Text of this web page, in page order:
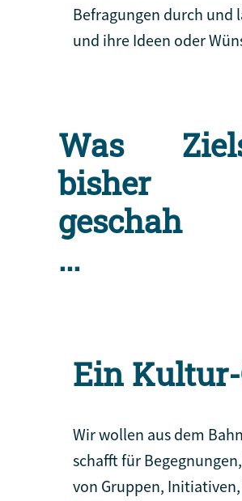
Befragungen durch und
und ihre Ideen oder
Was
bisher
geschah
...
Ein
Wir wollen aus dem
schafft für
von Gruppen,